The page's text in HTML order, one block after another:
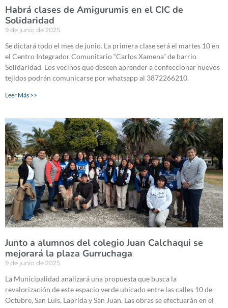
Habrá clases de Amigurumis en el CIC de
Solidaridad
9 de junio de 2025
Se dictará todo el mes de junio. La primera clase será el martes 10 en
el Centro Integrador Comunitario “Carlos Xamena” de barrio
Solidaridad. Los vecinos que deseen aprender a confeccionar nuevos
tejidos podrán comunicarse por whatsapp al 3872266210.
Leer Más >>
Junto a alumnos del colegio Juan Calchaqui se
mejorará la plaza Gurruchaga
9 de junio de 2025
La Municipalidad analizará una propuesta que busca la
revalorización de este espacio verde ubicado entre las calles 10 de
Octubre, San Luis, Laprida y San Juan. Las obras se efectuarán en el